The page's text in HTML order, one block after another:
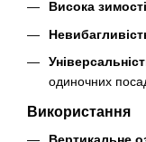
Висока
одиночних
Використання